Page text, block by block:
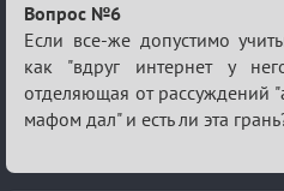
Вопрос №6
Если все-же допустимо
как "вдруг интернет у
отделяющая от рассуждений
мафом дал" и есть ли эта